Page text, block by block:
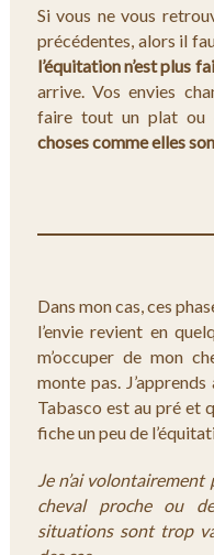
Si vous ne vous
précédentes, alors il
l’équitation n’est plus
arrive. Vos envies
faire tout un plat
choses comme elles
Dans mon cas, ces
l’envie revient en
m’occuper de mon
monte pas. J’apprends
Tabasco est au pré et
fiche un peu de
Je n’ai volontairement
cheval proche ou
situations sont trop